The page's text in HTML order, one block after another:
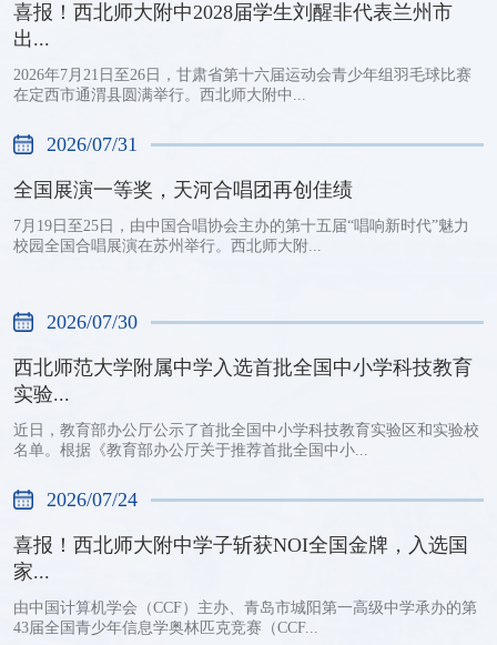
喜报！西北师大附中2028届学生刘醒非代表兰州市
出...
2026年7月21日至26日，甘肃省第十六届运动会青少年组羽毛球比赛
在定西市通渭县圆满举行。西北师大附中...
2026/07/31
全国展演一等奖，天河合唱团再创佳绩
7月19日至25日，由中国合唱协会主办的第十五届“唱响新时代”魅力
校园全国合唱展演在苏州举行。西北师大附...
2026/07/30
西北师范大学附属中学入选首批全国中小学科技教育
实验...
近日，教育部办公厅公示了首批全国中小学科技教育实验区和实验校
名单。根据《教育部办公厅关于推荐首批全国中小...
2026/07/24
喜报！西北师大附中学子斩获NOI全国金牌，入选国
家...
由中国计算机学会（CCF）主办、青岛市城阳第一高级中学承办的第
43届全国青少年信息学奥林匹克竞赛（CCF...